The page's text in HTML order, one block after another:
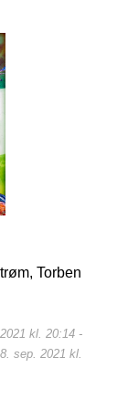
Torben
kl. 20:14 -
sep. 2021 kl.